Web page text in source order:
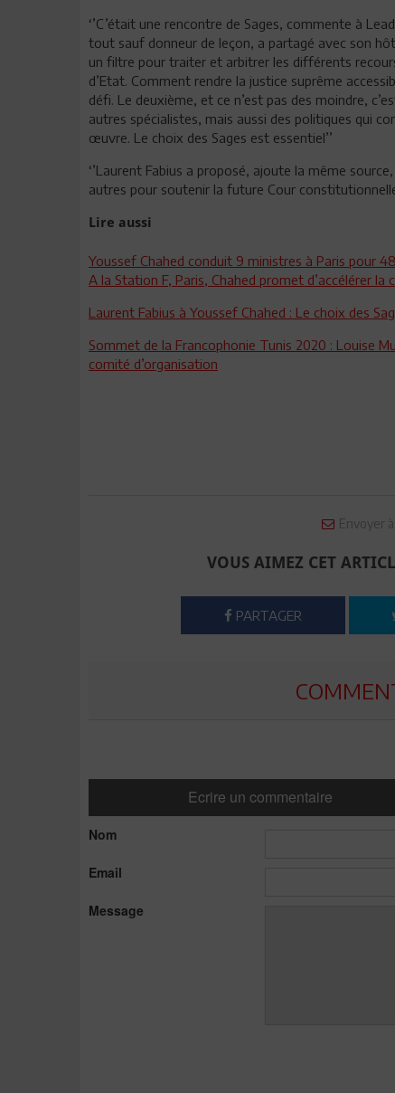
‘’C’était une rencontre de Sages, commente à
tout sauf donneur de leçon, a partagé avec son
un filtre pour traiter et arbitrer les différents
d’Etat. Comment rendre la justice suprême
défi. Le deuxième, et ce n’est pas des moindre,
autres spécialistes, mais aussi des politiques qui
œuvre. Le choix des Sages est essentiel’’
‘’Laurent Fabius a proposé, ajoute la même
autres pour soutenir la future Cour
Lire aussi
Youssef Chahed conduit 9 ministres à Paris pour
A la Station F, Paris, Chahed promet d’accélérer
Laurent Fabius à Youssef Chahed : Le choix des
Sommet de la Francophonie Tunis 2020 : Louise
comité d’organisation
Envoyer
VOUS AIMEZ CET
PARTAGER
Ecrire un commentaire
Nom
Email
Message